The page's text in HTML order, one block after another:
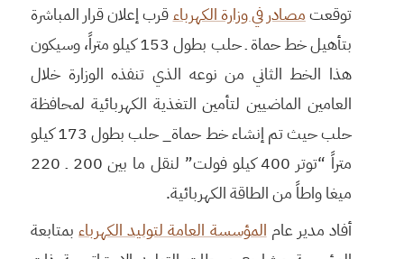
توقعتمصادر في وزارة الكهرباءقرب إعلان قرار المباشرة
بتأهيل خط حماة ـ حلب بطول 153 كيلو متراً، وسيكون
هذا الخط الثاني من نوعه الذي تنفذه الوزارة خلال
العامين الماضيين لتأمين التغذية الكهربائية لمحافظة
حلب حيث تم إنشاء خط حماة_ حلب بطول 173 كيلو
متراً “توتر 400 كيلو فولت” لنقل ما بين 200 ـ 220
ميغا واطاً من الطاقة الكهربائية. ‏
أفاد مدير عام المؤسسة العامة لتوليد الكهرباءبمتابعة